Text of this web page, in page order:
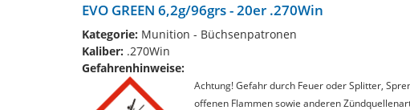
EVO GREEN 6,2g/96grs - 20er .270Win
Kategorie: Munition - Büchsenpatronen
Kaliber: .270Win
Gefahrenhinweise:
Achtung! Gefahr durch Feuer oder Splitter,
offenen Flammen sowie anderen